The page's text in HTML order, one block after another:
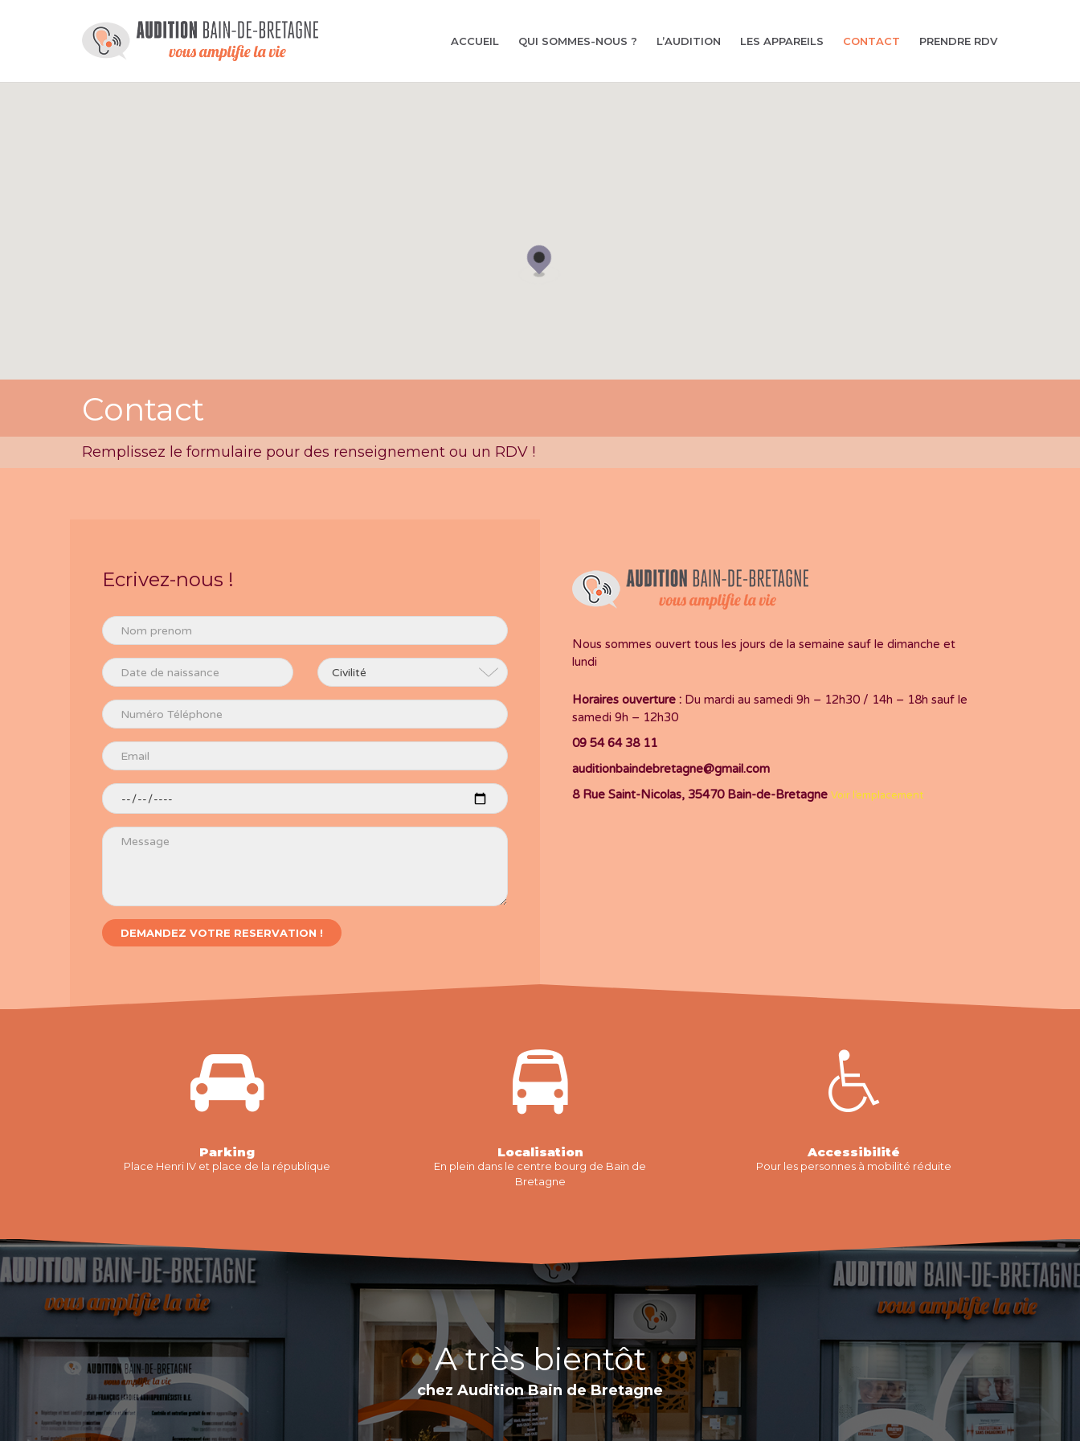
ACCUEIL QUI SOMMES-NOUS ? L’AUDITION LES APPAREILS CONTACT PRENDRE RDV
Contact
Remplissez le formulaire pour des renseignement ou un RDV !
Ecrivez-nous !
Nous sommes ouvert tous les jours de la semaine sauf le dimanche et
lundi
Horaires ouverture : Du mardi au samedi 9h – 12h30 / 14h – 18h sauf le
samedi 9h – 12h30
09 54 64 38 11
auditionbaindebretagne@gmail.com
8 Rue Saint-Nicolas, 35470 Bain-de-Bretagne Voir l’emplacement
Parking
Place Henri IV et place de la république
Localisation
En plein dans le centre bourg de Bain de
Bretagne
Accessibilité
Pour les personnes à mobilité réduite
A très bientôt
chez Audition Bain de Bretagne